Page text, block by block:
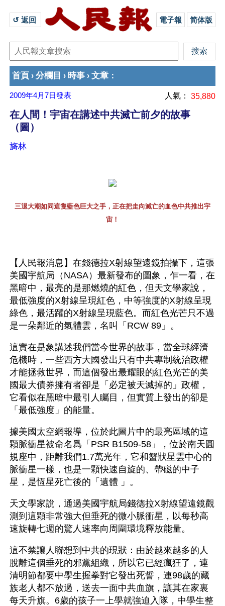
↺ 返回 電子報 简体版
首頁 › 分欄目 › 時事 › 文章 ：
2009年4月7日發表 人氣： 35,880
在人間！宇宙在講述中共滅亡前夕的故事
（圖）
旖林
三退大潮如同這隻藍色巨大之手，正在把走向滅亡的血色中共推出宇
宙！
【人民報消息】在錢德拉X射線望遠鏡拍攝下，這張
美國宇航局（NASA）最新發布的圖象，乍一看，在
黑暗中，最亮的是那燃燒的紅色，但天文學家說，
最低強度的X射線呈現紅色，中等強度的X射線呈現
綠色，最活躍的X射線呈現藍色。而紅色光芒只不過
是一朵鄰近的氣體雲，名叫「RCW 89」。
這實在是象講述我們當今世界的故事，當全球經濟
危機時，一些西方大國發出只有中共專制統治政權
才能拯救世界，而這個發出最耀眼的紅色光芒的美
國最大債券擁有者卻是「必定被天滅掉的」政權，
它看似在黑暗中最引人矚目，但實質上發出的卻是
「最低強度」的能量。
據美國太空網報導，位於此圖片中的最亮區域的這
顆脈衝星被命名爲「PSR B1509-58」，位於南天圓
規座中，距離我們1.7萬光年，它和蟹狀星雲中心的
脈衝星一樣，也是一顆快速自旋的、帶磁的中子
星，是恆星死亡後的「遺體 」。
天文學家說，通過美國宇航局錢德拉X射線望遠鏡觀
測到這顆非常強大但垂死的微小脈衝星，以每秒高
速旋轉七週的驚人速率向周圍環境釋放能量。
這不禁讓人聯想到中共的現狀：由於越來越多的人
脫離這個垂死的邪黨組織，所以它已經瘋狂了，連
清明節都要中學生握拳對它發出死誓，連98歲的藏
族老人都不放過，送去一面中共血旗，讓其在家裏
每天升旗。6歲的孩子一上學就強迫入隊，中學生整